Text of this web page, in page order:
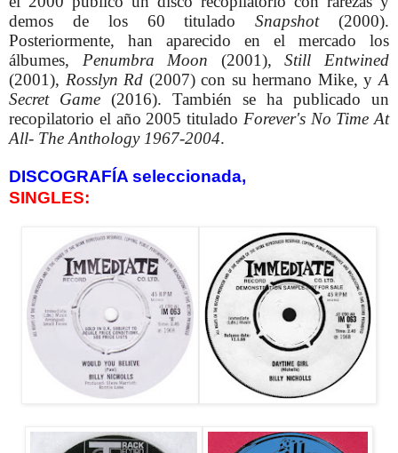
demos de los 60 tituladoSnapshot(2000).
Posteriormente, han aparecido en el mercado los
álbumes, Penumbra Moon (2001), Still Entwined
(2001), Rosslyn Rd (2007) con su hermano Mike, yA
Secret Game (2016). También se ha publicado un
recopilatorio el año 2005 titulado Forever's No Time At
All- The Anthology 1967-2004.
DISCOGRAFÍA seleccionada,
SINGLES: